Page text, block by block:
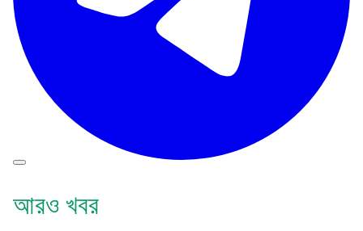
আরও খবর